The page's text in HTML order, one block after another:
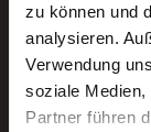
zu können und
analysieren.
Verwendung
soziale Medien,
Partner führen
Ein